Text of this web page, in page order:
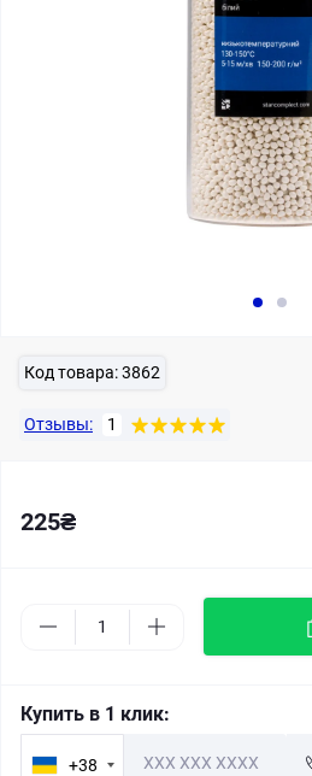
Код товара:3862
Отзывы: 1
225₴
Купить в 1 клик:
+38